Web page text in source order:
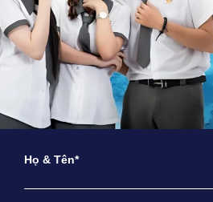
Họ & Tên*